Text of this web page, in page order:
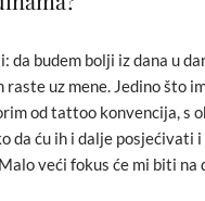
da budem bolji iz dana u
uz mene. Jedino što
od tattoo konvencija, s
da ću ih i dalje posjećivati
veći fokus će mi biti na